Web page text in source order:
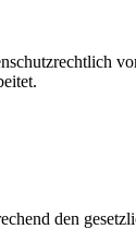
den